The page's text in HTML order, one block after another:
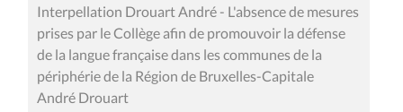
Interpellation Drouart André - L'absence de mesures
prises par le Collège afin de promouvoir la défense
de la langue française dans les communes de la
périphérie de la Région de Bruxelles-Capitale
André Drouart